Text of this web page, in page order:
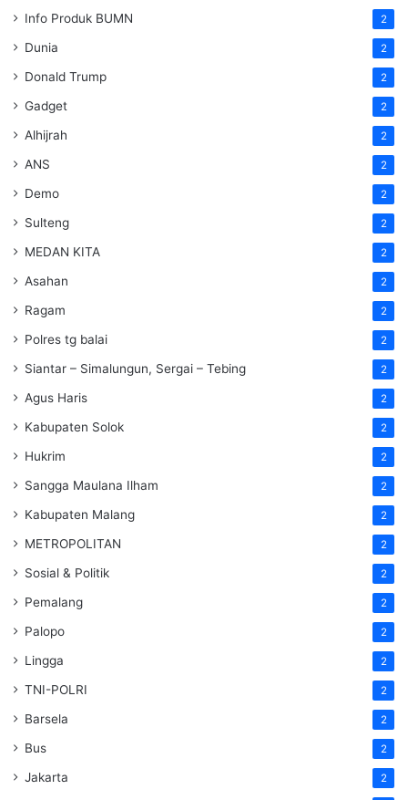
Info Produk BUMN 2
Dunia 2
Donald Trump 2
Gadget 2
Alhijrah 2
ANS 2
Demo 2
Sulteng 2
MEDAN KITA 2
Asahan 2
Ragam 2
Polres tg balai 2
Siantar – Simalungun, Sergai – Tebing 2
Agus Haris 2
Kabupaten Solok 2
Hukrim 2
Sangga Maulana Ilham 2
Kabupaten Malang 2
METROPOLITAN 2
Sosial & Politik 2
Pemalang 2
Palopo 2
Lingga 2
TNI-POLRI 2
Barsela 2
Bus 2
Jakarta 2